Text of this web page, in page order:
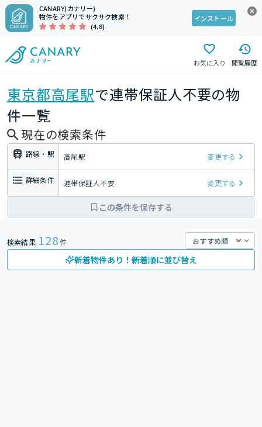
CANARY(カナリー)
物件をアプリでサクサク検索！
(4.8)
インストール
お気に入り 閲覧履歴
東京都高尾駅で連帯保証人不要の物
件一覧
現在の検索条件
路線・駅 高尾駅 変更する
詳細条件 連帯保証人不要 変更する
この条件を保存する
検索結果 128件
新着物件あり！新着順に並び替え